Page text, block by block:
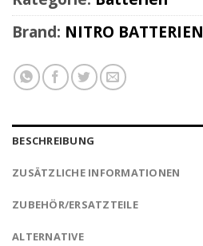
Brand: NITRO BATTERIEN
BESCHREIBUNG
ZUSÄTZLICHE INFORMATIONEN
ZUBEHÖR/ERSATZTEILE
ALTERNATIVE